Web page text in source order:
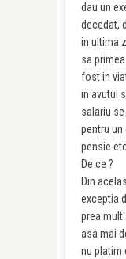
dau un
decedat,
in ultima
sa
fost in
in avutul
salariu
pentru un
pensie
De ce ?
Din
exceptia
prea
asa mai
nu platim